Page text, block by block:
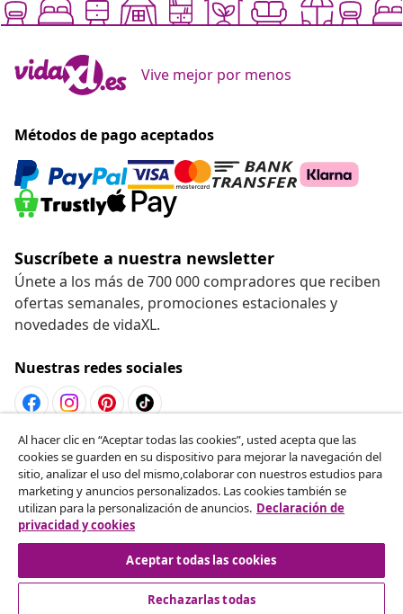
Vive mejor por menos
Métodos de pago aceptados
Suscríbete a nuestra newsletter
Únete a los más de 700 000 compradores que reciben
ofertas semanales, promociones estacionales y
novedades de vidaXL.
Nuestras redes sociales
Desistir del contrato
Solicita la cancelación de tu pedido.
Desistir del contrato
Servicio al Cliente
Al hacer clic en “Aceptar todas las cookies”, usted acepta que las
cookies se guarden en su dispositivo para mejorar la navegación del
sitio, analizar el uso del mismo,colaborar con nuestros estudios para
marketing y anuncios personalizados. Las cookies también se
utilizan para la personalización de anuncios. Declaración de
privacidad y cookies
Aceptar todas las cookies
Rechazarlas todas